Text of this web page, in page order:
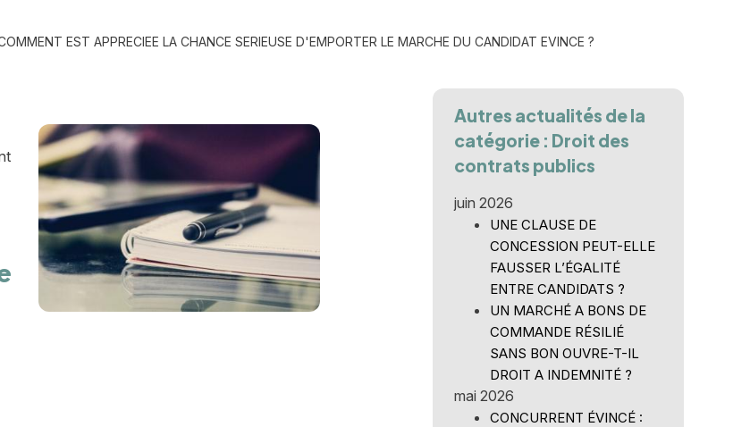
EST APPRECIEE LA CHANCE SERIEUSE D'EMPORTER LE MARCHE DU CANDIDAT EVINCE ?
Autres actualités de la
catégorie : Droit des
contrats publics
juin 2026
UNE CLAUSE DE
CONCESSION PEUT-ELLE
FAUSSER L’ÉGALITÉ
ENTRE CANDIDATS ?
UN MARCHÉ A BONS DE
COMMANDE RÉSILIÉ
SANS BON OUVRE-T-IL
DROIT A INDEMNITÉ ?
mai 2026
CONCURRENT ÉVINCÉ :